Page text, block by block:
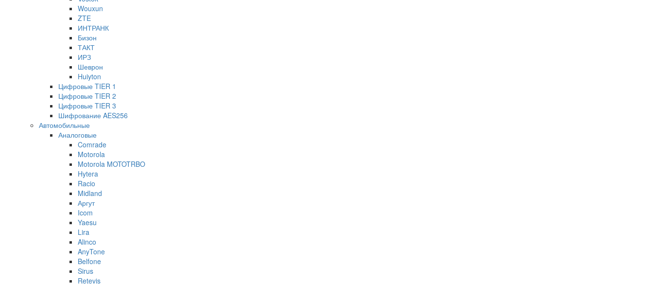
Wouxun
ZTE
ИНТРАНК
Бизон
ТАКТ
ИРЗ
Шеврон
Huiyton
Цифровые TIER 1
Цифровые TIER 2
Цифровые TIER 3
Шифрование AES256
Автомобильные
Аналоговые
Comrade
Motorola
Motorola MOTOTRBO
Hytera
Racio
Midland
Аргут
Icom
Yaesu
Lira
Alinco
AnyTone
Belfone
Sirus
Retevis